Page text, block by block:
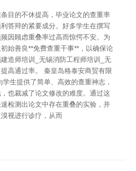
目的不休提高，毕业论文的查重率
答辩的紧要成分。好多学生在撰写
因顾虑重叠率过高而惊愕不安。为
始善良**免费查重干事**，以确保论
造师培训_无锡消防工程师培训_无
高通过率。 秦皇岛格泰安商贸有限
生提供了简单、高效的查重神志，
也裁减了论文修改的难度。通过这
检测出论文中存在重叠的实验，并
视进行诊疗，从而